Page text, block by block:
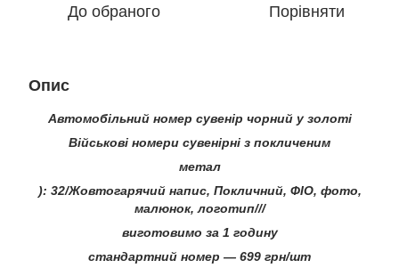
До обраного Порівняти
Опис
Автомобільний номер сувенір чорний у золоті
Військові номери сувенірні з покличеним
метал
): 32/Жовтогарячий напис, Покличний, ФІО, фото,
малюнок, логотип///
виготовимо за 1 годину
стандартний номер — 699 грн/шт